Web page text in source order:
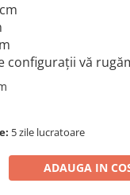
vă
5 zile lucratoare
ADAUGA IN